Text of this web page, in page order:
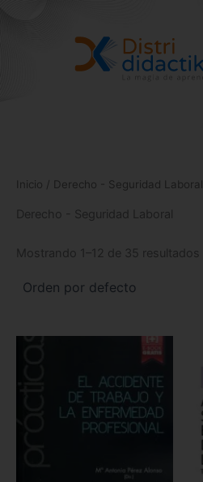
Inicio / Derecho - Seguridad Laboral
Derecho - Seguridad Laboral
Mostrando 1–12 de 35 resultados